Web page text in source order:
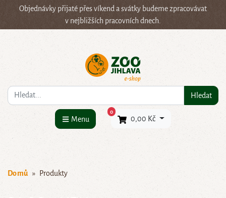
Objednávky přijaté přes víkend a svátky budeme zpracovávat
v nejbližších pracovních dnech.
Co hledáte? Hledat
Menu
0×
0,00 Kč
Domů Produkty